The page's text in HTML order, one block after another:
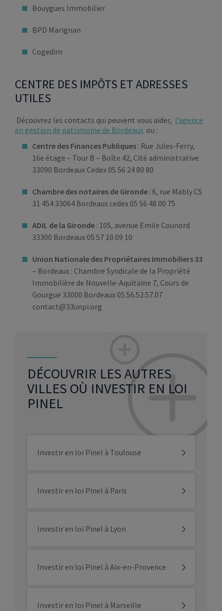
Bouygues Immobilier
BPD Marignan
Cogedim
CENTRE DES IMPÔTS ET ADRESSES
UTILES
Découvrez les contacts qui peuvent vous aider, l’agence
en gestion de patrimoine de Bordeaux ou :
Centre des Finances Publiques : Rue Jules-Ferry,
16e étage – Tour B – Boîte 42, Cité administrative
33090 Bordeaux Cedex 05 56 24 80 80
Chambre des notaires de Gironde : 6, rue Mably CS
31 454 33064 Bordeaux cedex 05 56 48 00 75
ADIL de la Gironde : 105, avenue Emile Counord
33300 Bordeaux 05 57 10 09 10
Union Nationale des Propriétaires Immobiliers 33
– Bordeaux : Chambre Syndicale de la Propriété
Immobilière de Nouvelle-Aquitaine 7, Cours de
Gourgue 33000 Bordeaux 05.56.52.57.07
contact@33unpi.org
DÉCOUVRIR LES AUTRES
VILLES OÙ INVESTIR EN LOI
PINEL
Investir en loi Pinel à Toulouse
Investir en loi Pinel à Paris
Investir en loi Pinel à Lyon
Investir en loi Pinel à Aix-en-Provence
Investir en loi Pinel à Marseille